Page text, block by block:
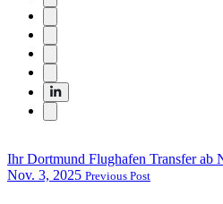
Ihr Dortmund Flughafen Transfer ab
Nov. 3, 2025 Previous Post